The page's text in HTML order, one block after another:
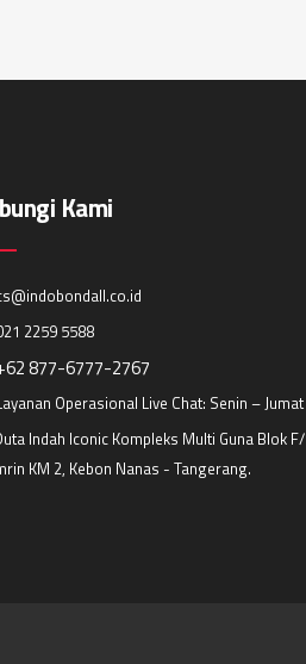
Kami
2259 5588
877-6777-2767
Operasional Live Chat: Senin –
Indah Iconic Kompleks Multi Guna Blok
KM 2, Kebon Nanas - Tangerang.